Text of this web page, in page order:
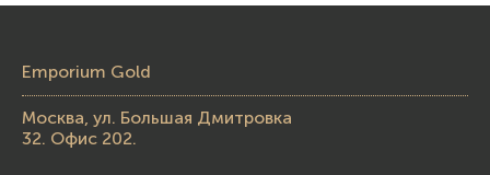
Emporium Gold
Москва, ул. Большая Дмитровка
32. Офис 202.